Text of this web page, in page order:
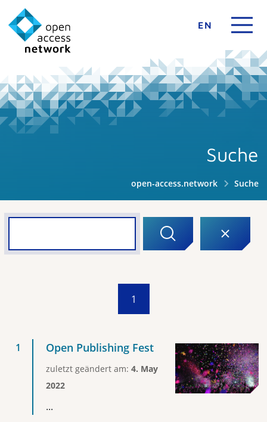
EN
Suche
open-access.network Suche
1
Open Publishing Fest
zuletzt geändert am: 4. May
2022
...